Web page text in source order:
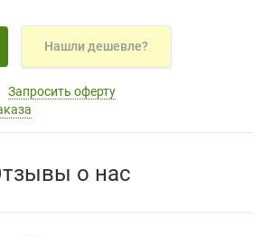
Нашли дешевле?
Запросить оферту
о нас